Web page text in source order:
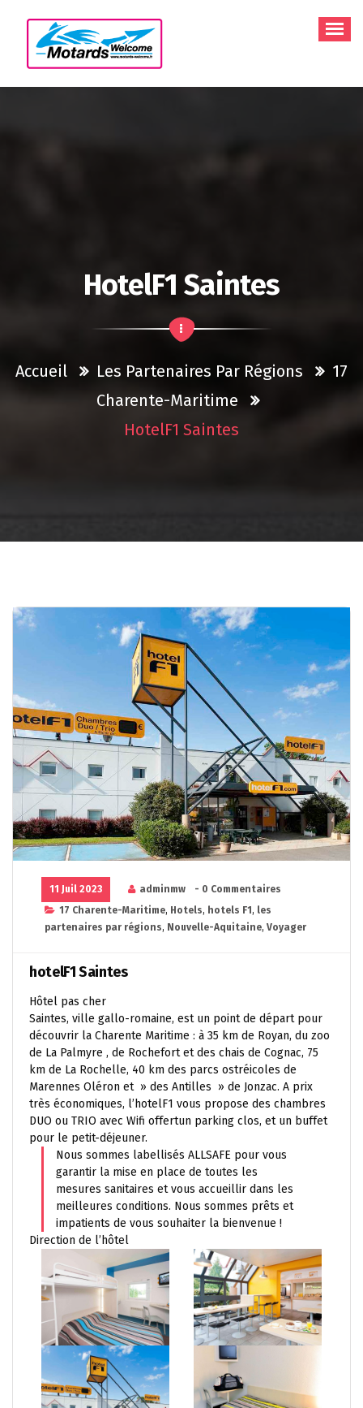
contenu
HotelF1 Saintes
Accueil Les Partenaires Par Régions
17
Charente-Maritime
HotelF1 Saintes
11 Juil 2023 adminmw
- 0 Commentaires
17 Charente-Maritime, Hotels, hotels F1 , les
partenaires par régions, Nouvelle-Aquitaine, Voyager
hotelF1 Saintes
Hôtel pas cher
Saintes, ville gallo-romaine, est un point de départ pour
découvrir la Charente Maritime : à 35 km de Royan, du zoo
de La Palmyre , de Rochefort et des chais de Cognac, 75
km de La Rochelle, 40 km des parcs ostréicoles de
Marennes Oléron et » des Antilles » de Jonzac. A prix
très économiques, l’hotelF1 vous propose des chambres
DUO ou TRIO avec Wifi offertun parking clos, et un buffet
pour le petit-déjeuner.
Nous sommes labellisés ALLSAFE pour vous
garantir la mise en place de toutes les
mesures sanitaires et vous accueillir dans les
meilleures conditions. Nous sommes prêts et
impatients de vous souhaiter la bienvenue !
Direction de l’hôtel